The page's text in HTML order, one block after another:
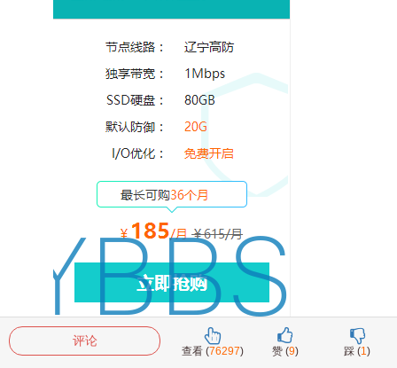
评论
踩 (1)
赞 (9)
查看 (76297)